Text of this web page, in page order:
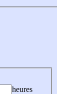
heures